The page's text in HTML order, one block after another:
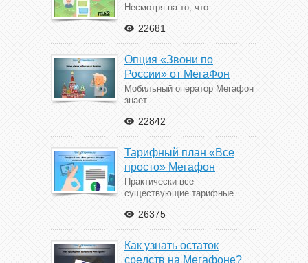
Несмотря на то, что ...
22681
Опция «Звони по
России» от МегаФон
Мобильный оператор Мегафон
знает ...
22842
Тарифный план «Все
просто» Мегафон
Практически все
существующие тарифные ...
26375
Как узнать остаток
средств на Мегафоне?